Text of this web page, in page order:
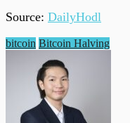
Source: DailyHodl
bitcoin Bitcoin Halving